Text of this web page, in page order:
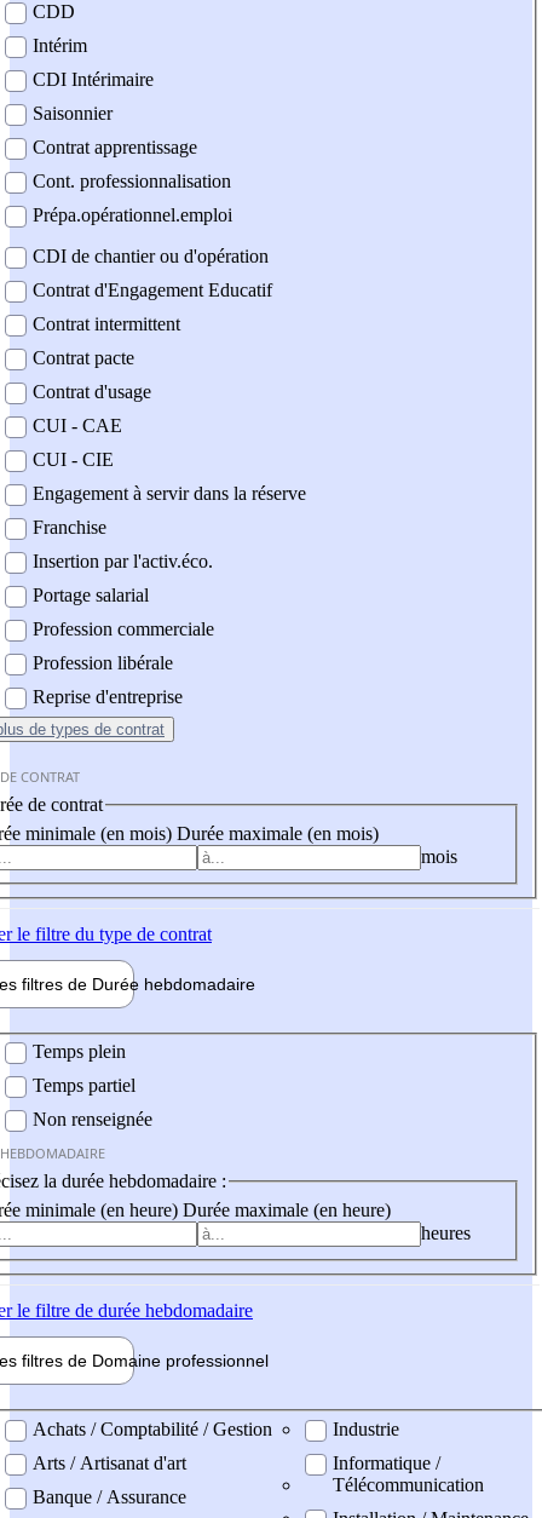
CDD
Intérim
CDI Intérimaire
Saisonnier
Contrat apprentissage
Cont. professionnalisation
Prépa.opérationnel.emploi
CDI de chantier ou d'opération
Contrat d'Engagement Educatif
Contrat intermittent
Contrat pacte
Contrat d'usage
CUI - CAE
CUI - CIE
Engagement à servir dans la réserve
Franchise
Insertion par l'activ.éco.
Portage salarial
Profession commerciale
Profession libérale
Reprise d'entreprise
de types de contrat
CONTRAT
de contrat
minimale (en mois) Durée maximale (en mois)
mois
le filtre du type de contrat
filtres de Durée hebdomadaire
Temps plein
Temps partiel
Non renseignée
la durée hebdomadaire :
minimale (en heure) Durée maximale (en heure)
heures
le filtre de durée hebdomadaire
filtres de Domaine professionnel
professionel
Achats / Comptabilité / Gestion
Arts / Artisanat d'art
Banque / Assurance
Industrie
Informatique /
Télécommunication